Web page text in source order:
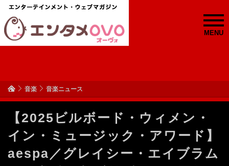
MENU
音楽 音楽ニュース
【2025ビルボード・ウィメン・
イン・ミュージック・アワード】
aespa／グレイシー・エイブラム